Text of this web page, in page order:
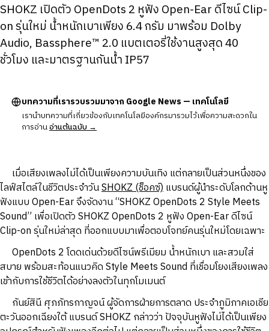
SHOKZ เปิดตัว OpenDots 2 หูฟัง Open-Ear ดีไซน์ Clip-
on รุ่นใหม่ น้ำหนักเบาเพียง 6.4 กรัม มาพร้อม Dolby
Audio, Bassphere™ 2.0 แบตเตอรี่ใช้งานสูงสุด 40
ชั่วโมง และมาตรฐานกันน้ำ IP57
บทความที่เรารวบรวมมาจาก Google News — เทคโนโลยี
เรานำบทความที่เกี่ยวข้องกับเทคโนโลยีองค์กรมารวมไว้เพื่อความสะดวกใน
การอ่านอ่านต้นฉบับ →
เมื่อเสียงเพลงไม่ได้เป็นเพียงความบันเทิง แต่กลายเป็นส่วนหนึ่งของ
ไลฟ์สไตล์ในชีวิตประจำวันSHOKZ (ช็อคซ์)แบรนด์ผู้นำระดับโลกด้านหู
ฟังแบบ Open-Ear จึงจัดงาน “SHOKZ OpenDots 2 Style Meets
Sound” เพื่อเปิดตัว SHOKZ OpenDots 2 หูฟัง Open-Ear ดีไซน์
Clip-on รุ่นใหม่ล่าสุด ที่ออกแบบมาเพื่อตอบโจทย์คนรุ่นใหม่โดยเฉพาะ
OpenDots 2 โดดเด่นด้วยดีไซน์พรีเมียม น้ำหนักเบา และสวมใส่
สบาย พร้อมสะท้อนแนวคิด Style Meets Sound ที่เชื่อมโยงเสียงเพลง
เข้ากับการใช้ชีวิตได้อย่างลงตัวในทุกโมเมนต์
กันย์สินี ศุภภัทรกาญจน์ ผู้จัดการฝ่ายการตลาด ประจำภูมิภาคเอเชีย
ตะวันออกเฉียงใต้ แบรนด์ SHOKZ กล่าวว่า ปัจจุบันหูฟังไม่ได้เป็นเพียง